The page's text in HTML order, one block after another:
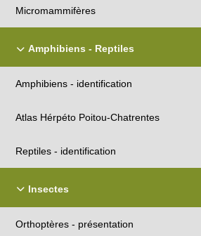
Micromammifères
Amphibiens - Reptiles
Amphibiens - identification
Atlas Hérpéto Poitou-Chatrentes
Reptiles - identification
Insectes
Orthoptères - présentation